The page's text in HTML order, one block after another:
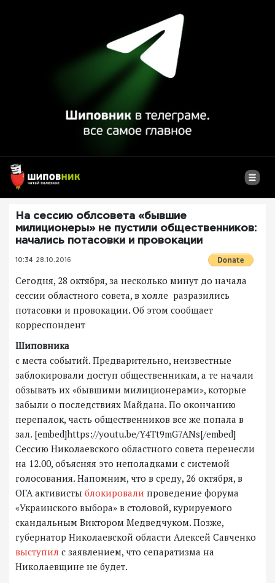
На сессию облсовета «бывшие
милиционеры» не пустили общественников:
начались потасовки и провокации
10:34 28.10.2016
Сегодня, 28 октября, за несколько минут до начала
сессии областного совета, в холле разразились
потасовки и провокации. Об этом сообщает
корреспондент
Шиповника
с места событий. Предварительно, неизвестные
заблокировали доступ общественникам, а те начали
обзывать их «бывшими милиционерами», которые
забыли о последствиях Майдана. По окончанию
перепалок, часть общественников все же попала в
зал. [embed]https://youtu.be/Y4Tt9mG7ANs[/embed]
Сессию Николаевского областного совета перенесли
на 12.00, объясняя это неполадками с системой
голосования. Напомним, что в среду, 26 октября, в
ОГА активисты блокировали проведение форума
«Украинского выбора» в столовой, курируемого
скандальным Виктором Медведчуком. Позже,
губернатор Николаевской области Алексей Савченко
выступил с заявлением, что сепаратизма на
Николаевщине не будет.